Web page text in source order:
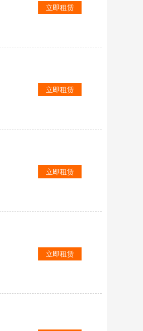
立即租赁
立即租赁
立即租赁
立即租赁